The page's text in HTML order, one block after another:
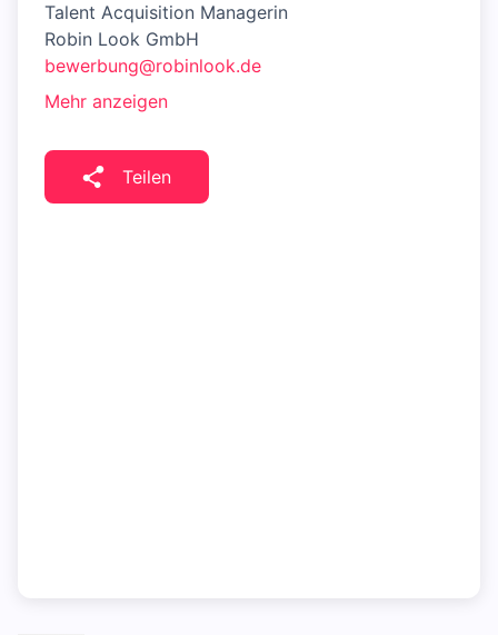
Talent Acquisition Managerin
Robin Look GmbH
bewerbung@robinlook.de
Mehr anzeigen
Teilen